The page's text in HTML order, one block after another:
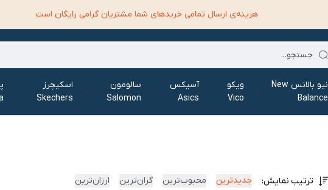
هزینه‌ی ارسال تمامی خرید‌های شما مشتریان گرامی رایگان است
نیو بالانس New
Balance
ویکو
Vico
آسیکس
Asics
سالومون
Salomon
اسکیچرز
Skechers
ترتیب نمایش: جدیدترین محبوب‌ترین گران‌ترین ارزان‌ترین